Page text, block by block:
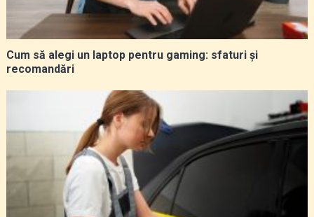
Cum să alegi un laptop pentru gaming: sfaturi și
recomandări